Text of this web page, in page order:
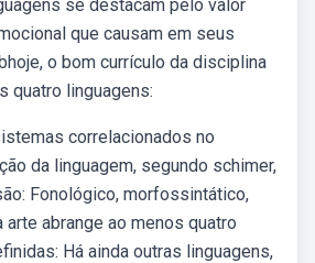
se destacam pelo valor
que causam em seus
o bom currículo da disciplina
quatro linguagens:
correlacionados no
da linguagem, segundo schimer,
Fonológico, morfossintático,
arte abrange ao menos quatro
Há ainda outras linguagens,